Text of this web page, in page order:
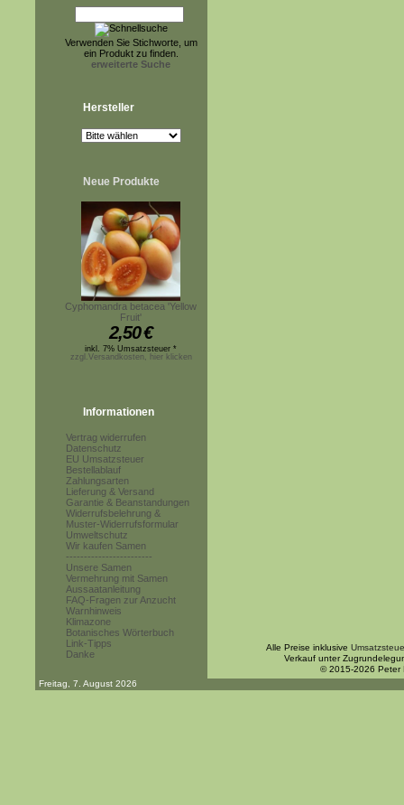
Verwenden Sie Stichworte, um
ein Produkt zu finden.
erweiterte Suche
Hersteller
Neue Produkte
Cyphomandra betacea 'Yellow
Fruit'
2,50€
inkl. 7% Umsatzsteuer *
zzgl.Versandkosten, hier klicken
Informationen
Vertrag widerrufen
Datenschutz
EU Umsatzsteuer
Bestellablauf
Zahlungsarten
Lieferung & Versand
Garantie & Beanstandungen
Widerrufsbelehrung &
Muster-Widerrufsformular
Umweltschutz
Wir kaufen Samen
------------------------
Unsere Samen
Vermehrung mit Samen
Aussaatanleitung
FAQ-Fragen zur Anzucht
Warnhinweis
Klimazone
Botanisches Wörterbuch
Link-Tipps
Danke
Alle Preise inklusive
Verkauf unter
© 2015-2026 Peter
Freitag, 7. August 2026